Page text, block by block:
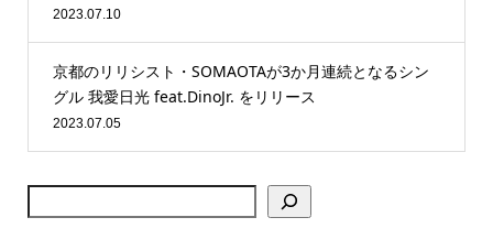
2023.07.10
京都のリリシスト・SOMAOTAが3か月連続となるシン
グル 我愛日光 feat.DinoJr. をリリース
2023.07.05